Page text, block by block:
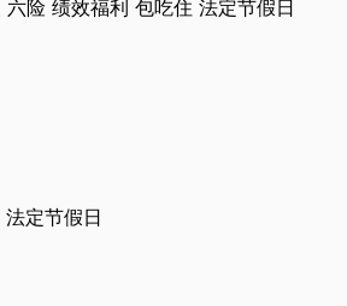
六险 绩效福利 包吃住 法定节假日
法定节假日